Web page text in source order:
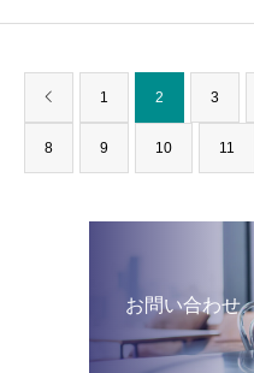
1 2 3
8 9 10 11
お問い合わせ